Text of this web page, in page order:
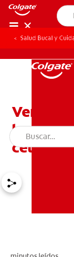
Salud Bucal y
bucales